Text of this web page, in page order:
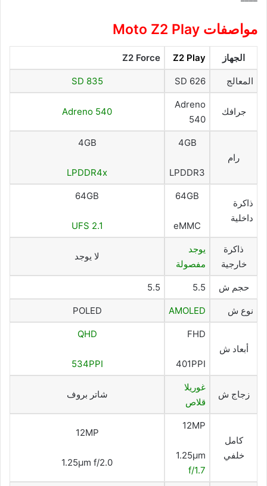
مواصفات Moto Z2 Play
الجهاز Z2 Play
Z2 Force
المعالج SD 626
SD 835
جرافك
Adreno
540
Adreno 540
رام
4GB
LPDDR3
4GB
LPDDR4x
ذاكرة
داخلية
64GB
eMMC
64GB
UFS 2.1
ذاكرة
خارجية
يوجد
مفصولة
لا يوجد
حجم ش 5.5
5.5
نوع ش AMOLED
POLED
أبعاد ش
FHD
401PPI
QHD
534PPI
زجاج ش
غوريلا
قلاص
شاتر بروف
كامل
خلفي
12MP
1.25μm
f/1.7
12MP
1.25μm f/2.0